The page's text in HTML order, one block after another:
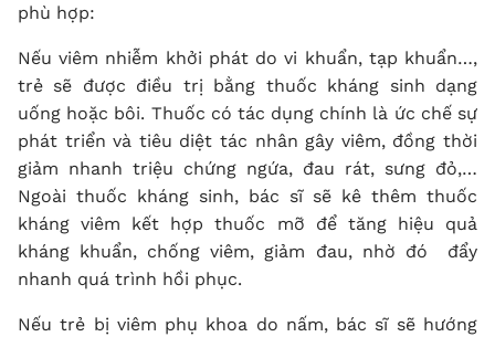
phù hợp:
Nếu viêm nhiễm khởi phát do vi khuẩn, tạp khuẩn…,
trẻ sẽ được điều trị bằng thuốc kháng sinh dạng
uống hoặc bôi. Thuốc có tác dụng chính là ức chế sự
phát triển và tiêu diệt tác nhân gây viêm, đồng thời
giảm nhanh triệu chứng ngứa, đau rát, sưng đỏ,…
Ngoài thuốc kháng sinh, bác sĩ sẽ kê thêm thuốc
kháng viêm kết hợp thuốc mỡ để tăng hiệu quả
kháng khuẩn, chống viêm, giảm đau, nhờ đó đẩy
nhanh quá trình hồi phục.
Nếu trẻ bị viêm phụ khoa do nấm, bác sĩ sẽ hướng